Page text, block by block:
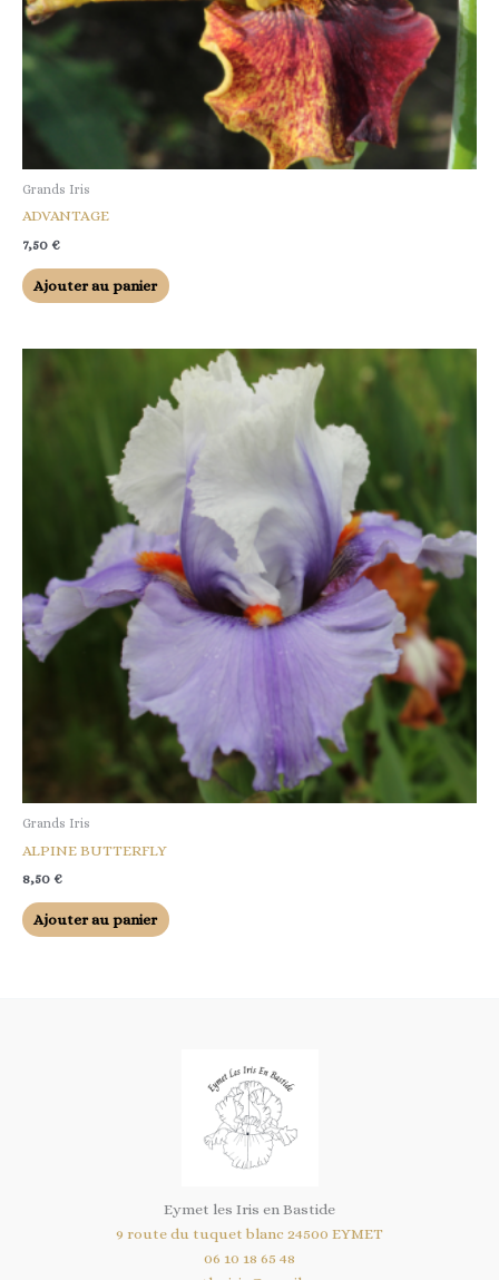
Grands Iris
ADVANTAGE
7,50 €
Ajouter au panier
Grands Iris
ALPINE BUTTERFLY
8,50 €
Ajouter au panier
Eymet les Iris en Bastide
9 route du tuquet blanc 24500 EYMET
06 10 18 65 48